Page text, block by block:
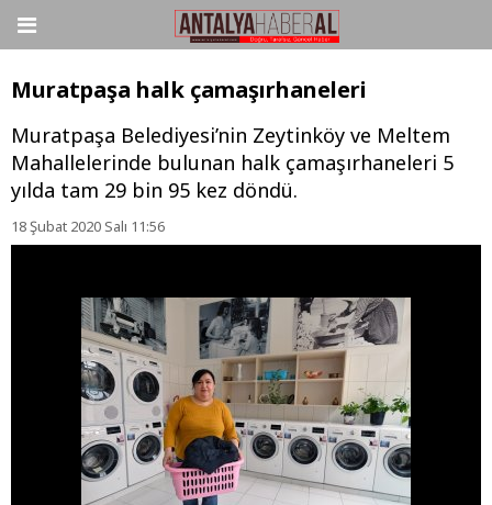
Muratpaşa halk çamaşırhaneleri
Muratpaşa Belediyesi’nin Zeytinköy ve Meltem
Mahallelerinde bulunan halk çamaşırhaneleri 5
yılda tam 29 bin 95 kez döndü.
18 Şubat 2020 Salı 11:56